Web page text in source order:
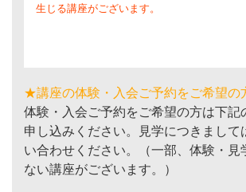
生じる講座がございます。
★講座の体験・入会ご予約をご希望の
体験・入会ご予約をご希望の方は下記
申し込みください。見学につきまして
い合わせください。（一部、体験・見
ない講座がございます。）